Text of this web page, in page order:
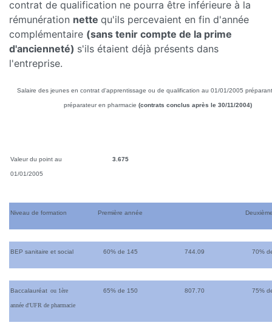
contrat de qualification ne pourra être inférieure à la
rémunération nette qu'ils percevaient en fin d'année
complémentaire (sans tenir compte de la prime
d'ancienneté) s'ils étaient déjà présents dans
l'entreprise.
Salaire des jeunes en contrat d'apprentissage ou de qualification au 01/01/2005
préparateur en pharmacie (contrats conclus après le 30/11/2004)
Valeur du point au
01/01/2005
3.675
Niveau de formation Première année
BEP sanitaire et social 60% de 145 744.09 70%
Baccalauréat ou 1ère
année d'UFR de pharmacie
65% de 150 807.70 75%